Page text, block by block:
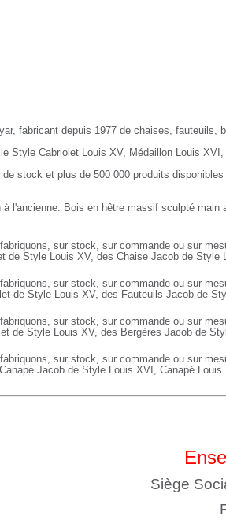
fabricant depuis 1977 de chaises, fauteuils,
Style Cabriolet Louis XV, Médaillon Louis
de stock et plus de 500 000 produits
à l'ancienne. Bois en hêtre massif sculpté
sur stock, sur commande ou sur
de Style Louis XV, des Chaise Jacob de
sur stock, sur commande ou sur
de Style Louis XV, des Fauteuils Jacob de
sur stock, sur commande ou sur
de Style Louis XV, des Bergères Jacob de
sur stock, sur commande ou sur
Canapé Jacob de Style Louis XVI, Canapé Louis
Siège